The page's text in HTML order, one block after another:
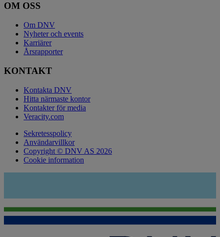
OM OSS
Om DNV
Nyheter och events
Karriärer
Årsrapporter
KONTAKT
Kontakta DNV
Hitta närmaste kontor
Kontakter för media
Veracity.com
Sekretesspolicy
Användarvillkor
Copyright © DNV AS 2026
Cookie information